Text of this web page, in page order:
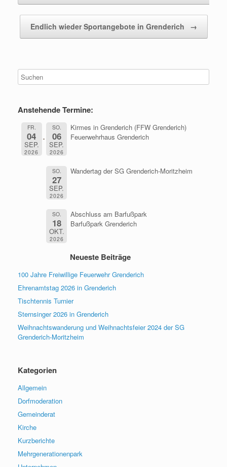
Endlich wieder Sportangebote in Grenderich →
Anstehende Termine:
FR.
04
SEP.
2026
SO.
06
SEP.
2026
Kirmes in Grenderich (FFW Grenderich)
Feuerwehrhaus Grenderich
SO.
27
SEP.
2026
Wandertag der SG Grenderich-Moritzheim
SO.
18
OKT.
2026
Abschluss am Barfußpark
Barfußpark Grenderich
Neueste Beiträge
100 Jahre Freiwillige Feuerwehr Grenderich
Ehrenamtstag 2026 in Grenderich
Tischtennis Turnier
Sternsinger 2026 in Grenderich
Weihnachtswanderung und Weihnachtsfeier 2024 der SG
Grenderich-Moritzheim
Kategorien
Allgemein
Dorfmoderation
Gemeinderat
Kirche
Kurzberichte
Mehrgenerationenpark